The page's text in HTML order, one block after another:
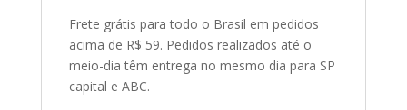
Frete grátis para todo o Brasil em pedidos
acima de R$ 59. Pedidos realizados até o
meio-dia têm entrega no mesmo dia para SP
capital e ABC.